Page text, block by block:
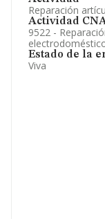
Reparación
Actividad
9522 -
Estado de la
Viva